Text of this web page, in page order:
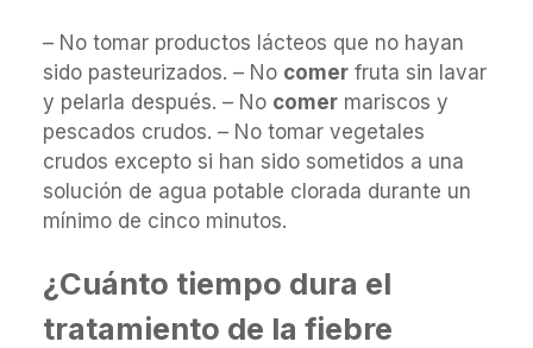
– No tomar productos lácteos que no hayan
sido pasteurizados. – No comer fruta sin lavar
y pelarla después. – No comer mariscos y
pescados crudos. – No tomar vegetales
crudos excepto si han sido sometidos a una
solución de agua potable clorada durante un
mínimo de cinco minutos.
¿Cuánto tiempo dura el
tratamiento de la fiebre